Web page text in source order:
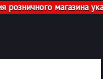
магазина